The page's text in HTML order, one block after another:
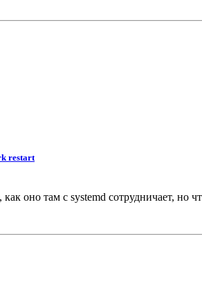
restart
как оно там с systemd сотрудничает,